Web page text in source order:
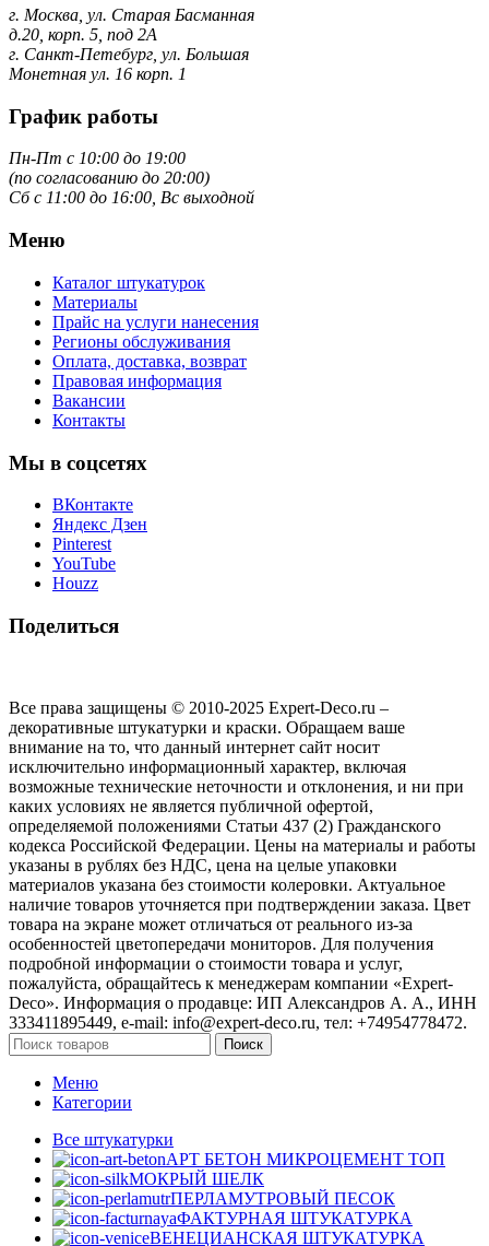
г. Москва, ул. Старая Басманная
д.20, корп. 5, под 2А
г. Санкт-Петебург, ул. Большая
Монетная ул. 16 корп. 1
График работы
Пн-Пт с 10:00 до 19:00
(по согласованию до 20:00)
Сб с 11:00 до 16:00, Вс выходной
Меню
Каталог штукатурок
Материалы
Прайс на услуги нанесения
Регионы обслуживания
Оплата, доставка, возврат
Правовая информация
Вакансии
Контакты
Мы в соцсетях
ВКонтакте
Яндекс Дзен
Pinterest
YouTube
Houzz
Поделиться
Все права защищены © 2010-2025 Expert-Deco.ru –
декоративные штукатурки и краски. Обращаем ваше
внимание на то, что данный интернет сайт носит
исключительно информационный характер, включая
возможные технические неточности и отклонения, и ни при
каких условиях не является публичной офертой,
определяемой положениями Статьи 437 (2) Гражданского
кодекса Российской Федерации. Цены на материалы и работы
указаны в рублях без НДС, цена на целые упаковки
материалов указана без стоимости колеровки. Актуальное
наличие товаров уточняется при подтверждении заказа. Цвет
товара на экране может отличаться от реального из‑за
особенностей цветопередачи мониторов. Для получения
подробной информации о стоимости товара и услуг,
пожалуйста, обращайтесь к менеджерам компании «Expert-
Deco». Информация о продавце: ИП Александров А. А., ИНН
333411895449, e-mail: info@expert-deco.ru, тел: +74954778472.
Поиск
Меню
Категории
Все штукатурки
АРТ БЕТОН МИКРОЦЕМЕНТ ТОП
МОКРЫЙ ШЕЛК
ПЕРЛАМУТРОВЫЙ ПЕСОК
ФАКТУРНАЯ ШТУКАТУРКА
ВЕНЕЦИАНСКАЯ ШТУКАТУРКА